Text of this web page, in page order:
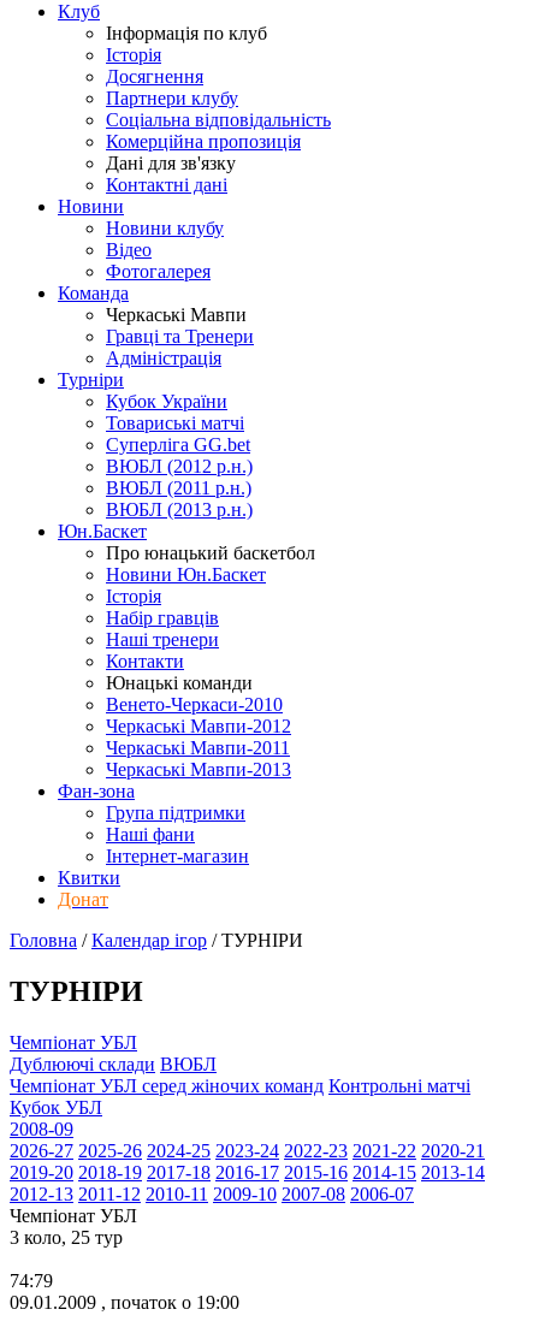
Клуб
Інформація по клуб
Історія
Досягнення
Партнери клубу
Соціальна відповідальність
Комерційна пропозиція
Дані для зв'язку
Контактні дані
Новини
Новини клубу
Відео
Фотогалерея
Команда
Черкаські Мавпи
Гравці та Тренери
Адміністрація
Турніри
Кубок України
Товариські матчі
Суперліга GG.bet
ВЮБЛ (2012 р.н.)
ВЮБЛ (2011 р.н.)
ВЮБЛ (2013 р.н.)
Юн.Баскет
Про юнацький баскетбол
Новини Юн.Баскет
Історія
Набір гравців
Наші тренери
Контакти
Юнацькі команди
Венето-Черкаси-2010
Черкаські Мавпи-2012
Черкаські Мавпи-2011
Черкаські Мавпи-2013
Фан-зона
Група підтримки
Наші фани
Інтернет-магазин
Квитки
Донат
Головна /Календар ігор /ТУРНІРИ
ТУРНІРИ
Чемпіонат УБЛ
Дублюючі склади ВЮБЛ
Чемпіонат УБЛ серед жіночих команд Контрольні матчі
Кубок УБЛ
2008-09
2026-27 2025-26 2024-25 2023-24 2022-23 2021-22 2020-21
2019-20 2018-19 2017-18 2016-17 2015-16 2014-15 2013-14
2012-13 2011-12 2010-11 2009-10 2007-08 2006-07
Чемпіонат УБЛ
3 коло, 25 тур
74:79
09.01.2009 , початок о 19:00